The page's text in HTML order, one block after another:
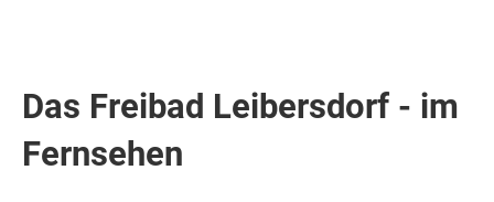
Das Freibad Leibersdorf - im
Fernsehen